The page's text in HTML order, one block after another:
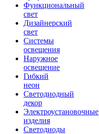
Функциональный
свет
Дизайнерский
свет
Системы
освещения
Наружное
освещение
Гибкий
неон
Светодиодный
декор
Электроустановочные
изделия
Светодиоды